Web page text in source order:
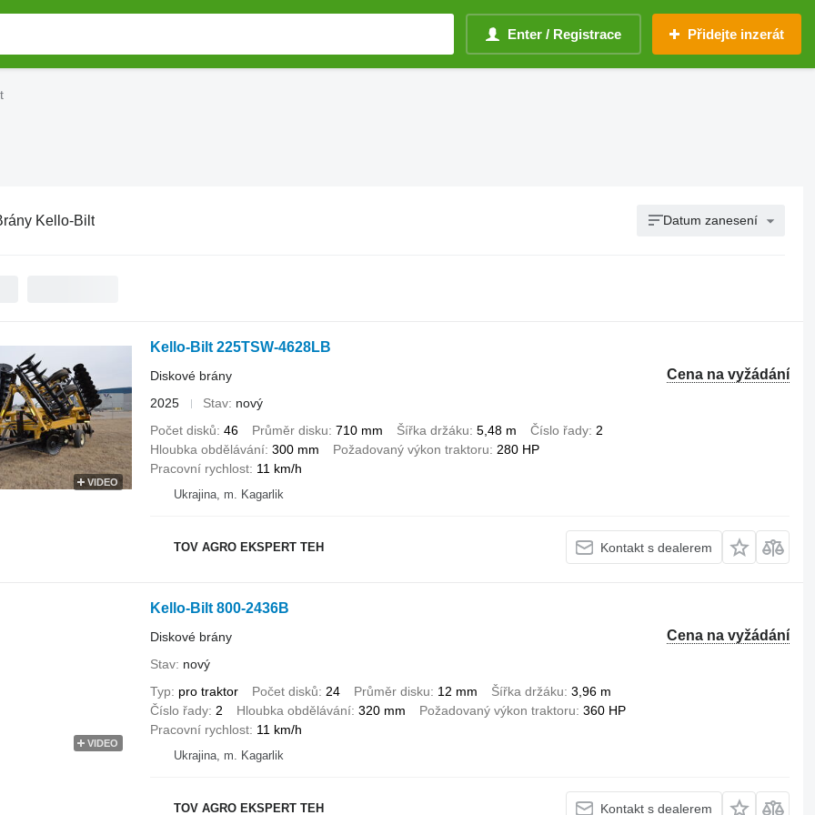
Enter / Registrace Přidejte inzerát
Kello-Bilt Datum zanesení
VIDEO
Kello-Bilt 225TSW-4628LB
Cena na vyžádání
Diskové brány
2025
Stav nový
Počet disků 46 Průměr disku 710 mm Šířka držáku 5,48 m Číslo řady 2
Hloubka obdělávání 300 mm Požadovaný výkon traktoru
280 HP
Pracovní rychlost 11 km/h
Ukrajina, m. Kagarlik
TOV AGRO EKSPERT TEH Kontakt s dealerem
VIDEO
Kello-Bilt 800-2436B
Cena na vyžádání
Diskové brány
Stav nový
Typ pro traktor Počet disků 24 Průměr disku 12 mm Šířka držáku 3,96 m
Číslo řady 2 Hloubka obdělávání 320 mm Požadovaný výkon traktoru 360 HP
Pracovní rychlost 11 km/h
Ukrajina, m. Kagarlik
TOV AGRO EKSPERT TEH Kontakt s dealerem